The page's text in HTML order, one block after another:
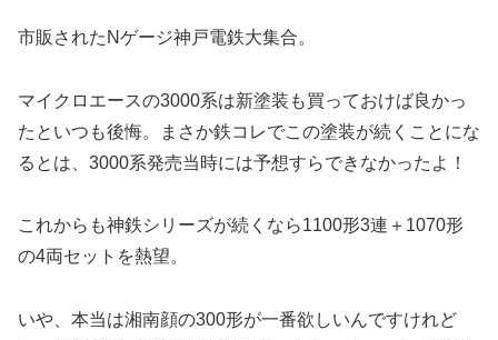
市販されたNゲージ神戸電鉄大集合。
マイクロエースの3000系は新塗装も買っておけば良かっ
たといつも後悔。まさか鉄コレでこの塗装が続くことにな
るとは、3000系発売当時には予想すらできなかったよ！
これからも神鉄シリーズが続くなら1100形3連＋1070形
の4両セットを熱望。
いや、本当は湘南顔の300形が一番欲しいんですけれど